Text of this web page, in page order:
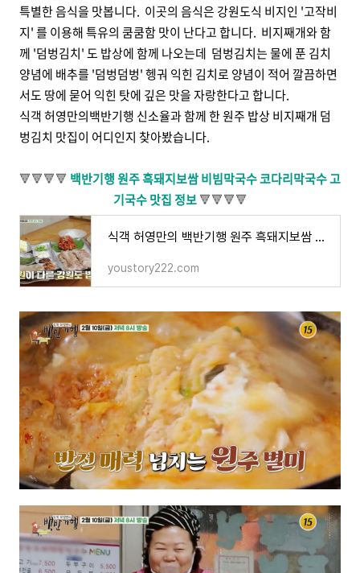
특별한 음식을 맛봅니다. 이곳의 음식은 강원도식 비지인 '고작비
지' 를 이용해 특유의 쿰쿰함 맛이 난다고 합니다. 비지째개와 함
께 '덤벙김치' 도 밥상에 함께 나오는데 덤벙김치는 물에 푼 김치
양념에 배추를 '덤벙덤벙' 헹궈 익힌 김치로 양념이 적어 깔끔하면
서도 땅에 묻어 익힌 탓에 깊은 맛을 자랑한다고 합니다.
식객 허영만의백반기행 신소율과 함께 한 원주 밥상 비지째개 덤
벙김치 맛집이 어디인지 찾아봤습니다.
🔻🔻🔻🔻 백반기행 원주 흑돼지보쌈 비빔막국수 코다리막국수 고
기국수 맛집 정보 🔻🔻🔻🔻
식객 허영만의 백반기행 원주 흑돼지보쌈 비빔막국수 수육 코다리 막국수 고기국수 맛집 어디? 1
youstory222.com